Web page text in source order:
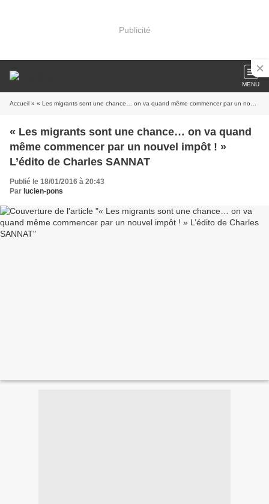
Publicité
MENU
Accueil » « Les migrants sont une chance… on va quand même commencer par un nouvel impôt ! » L’édito de Charles SANNAT
« Les migrants sont une chance… on va quand
même commencer par un nouvel impôt ! »
L’édito de Charles SANNAT
Publié le 18/01/2016 à 20:43
Par lucien-pons